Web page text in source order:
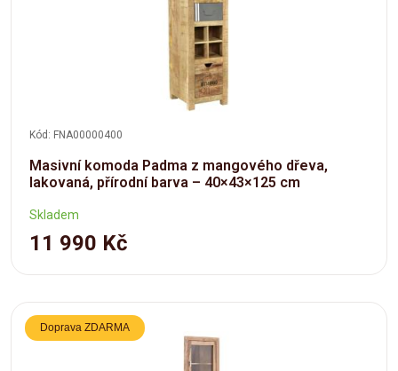
Kód: FNA00000400
Masivní komoda Padma z mangového dřeva,
lakovaná, přírodní barva – 40×43×125 cm
Skladem
11 990 Kč
Doprava ZDARMA